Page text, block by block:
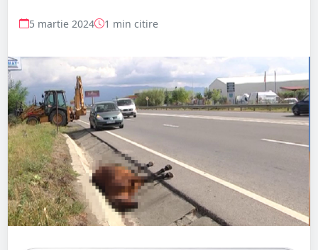
5 martie 2024 1 min citire